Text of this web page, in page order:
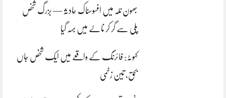
بھون نلہ میں افسوسناک حادثہ — بزرگ شخص
پلی سے گر کر نالے میں بہہ گیا
کہوٹہ: فائرنگ کے واقعے میں ایک شخص جاں
بحق، تین زخمی